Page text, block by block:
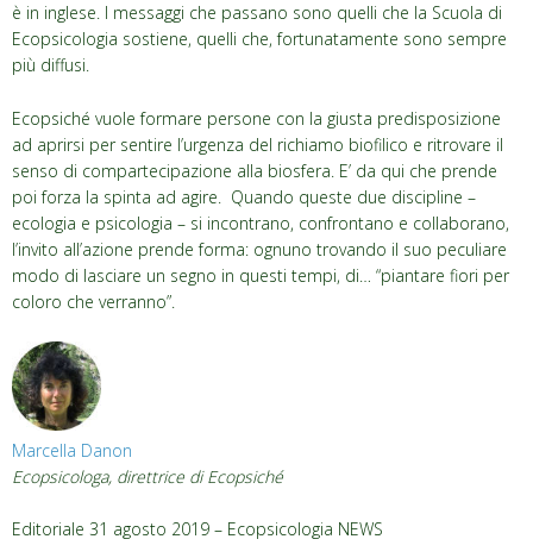
è in inglese. I messaggi che passano sono quelli che la Scuola di
Ecopsicologia sostiene, quelli che, fortunatamente sono sempre
più diffusi.
Ecopsiché vuole formare persone con la giusta predisposizione
ad aprirsi per sentire l’urgenza del richiamo biofilico e ritrovare il
senso di compartecipazione alla biosfera. E’ da qui che prende
poi forza la spinta ad agire. Quando queste due discipline –
ecologia e psicologia – si incontrano, confrontano e collaborano,
l’invito all’azione prende forma: ognuno trovando il suo peculiare
modo di lasciare un segno in questi tempi, di… “piantare fiori per
coloro che verranno”.
Marcella Danon
Ecopsicologa, direttrice di Ecopsiché
Editoriale 31 agosto 2019 – Ecopsicologia NEWS